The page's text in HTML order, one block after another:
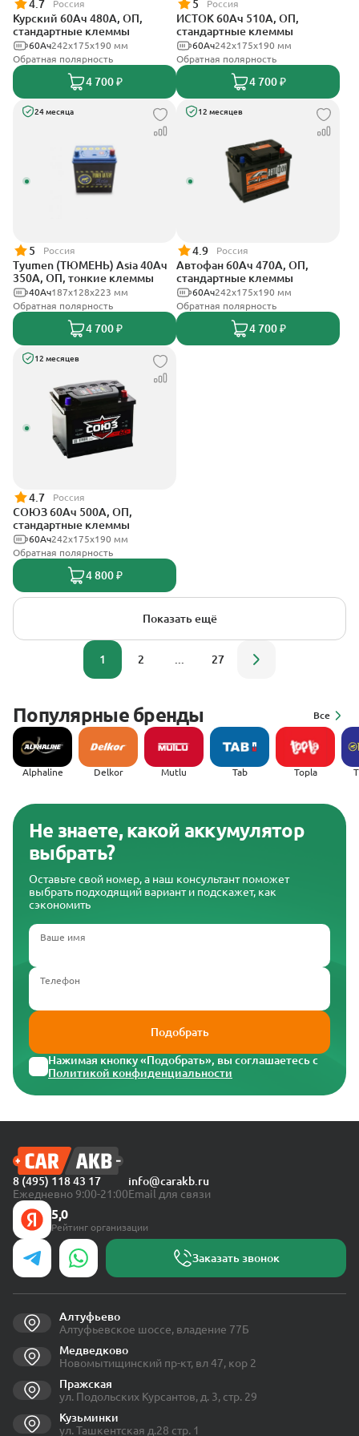
4.7 Россия
Курский 60Ач 480А, ОП,
стандартные клеммы
242x175x190 мм
60Ач
Обратная полярность
4 700 ₽
5 Россия
ИСТОК 60Ач 510А, ОП,
стандартные клеммы
242x175x190 мм
60Ач
Обратная полярность
4 700 ₽
24 месяца
5 Россия
Tyumen (ТЮМЕНЬ) Asia 40Ач
350А, ОП, тонкие клеммы
187х128х223 мм
40Ач
Обратная полярность
4 700 ₽
12 месяцев
4.9 Россия
Автофан 60Ач 470А, ОП,
стандартные клеммы
242х175х190 мм
60Ач
Обратная полярность
4 700 ₽
12 месяцев
4.7 Россия
СОЮЗ 60Ач 500А, ОП,
стандартные клеммы
242x175x190 мм
60Ач
Обратная полярность
4 800 ₽
Показать ещё
1 2 27
Популярные бренды Все
Alphaline Delkor Mutlu Tab Topla
Не знаете, какой аккумулятор
выбрать?
Оставьте свой номер, а наш консультант поможет
выбрать подходящий вариант и подскажет, как
сэкономить
Ваше имя
Телефон
Подобрать
Нажимая кнопку «Подобрать», вы соглашаетесь с
Политикой конфиденциальности
8 (495) 118 43 17
Ежедневно 9:00-21:00
info@carakb.ru
Email для связи
5,0
Рейтинг организации
Заказать звонок
Алтуфьево
Алтуфьевское шоссе, владение 77Б
Медведково
Новомытищинский пр-кт, вл 47, кор 2
Пражская
ул. Подольских Курсантов, д. 3, стр. 29
Кузьминки
ул. Ташкентская д.28 стр. 1